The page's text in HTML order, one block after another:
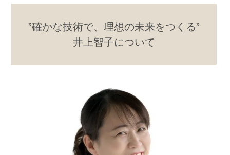
”確かな技術で、理想の未来をつくる”
井上智子について